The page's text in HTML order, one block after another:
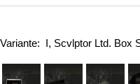
Variante: I, Scvlptor Ltd. Box